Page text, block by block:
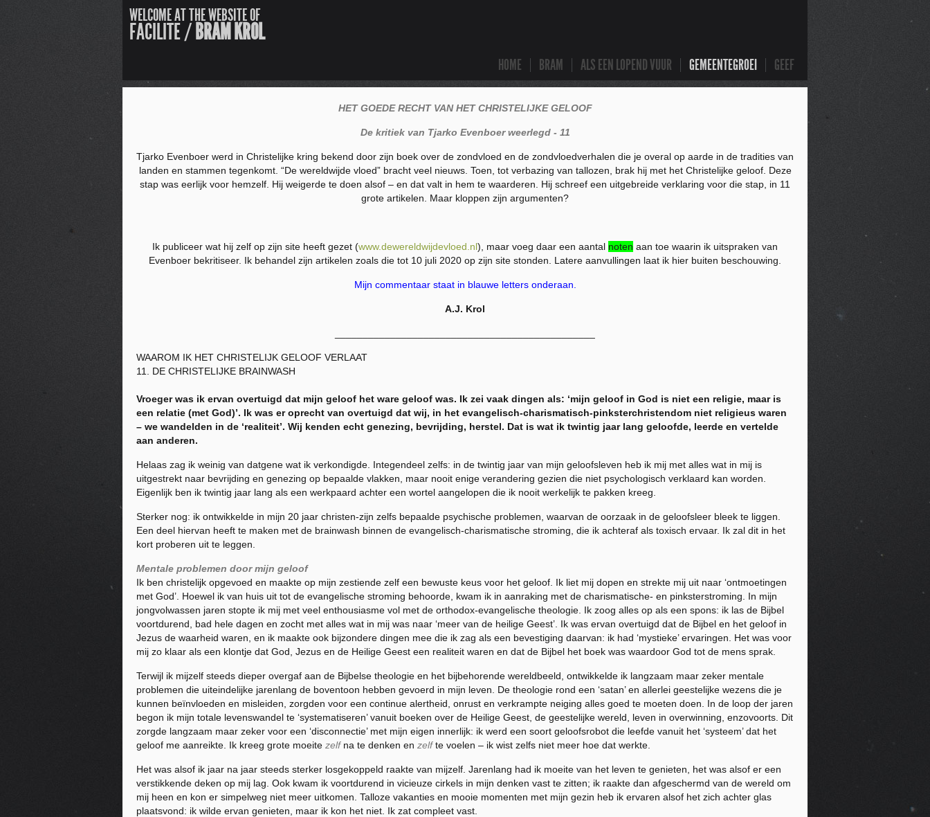
WELCOME AT THE WEBSITE OF
FACILITE / BRAM KROL
HOME BRAM ALS EEN LOPEND VUUR GEMEENTEGROEI GEEF
HET GOEDE RECHT VAN HET CHRISTELIJKE GELOOF
De kritiek van Tjarko Evenboer weerlegd - 11
Tjarko Evenboer werd in Christelijke kring bekend door zijn boek over de zondvloed en de zondvloedverhalen die je overal op aarde in de tradities van
landen en stammen tegenkomt. “De wereldwijde vloed” bracht veel nieuws. Toen, tot verbazing van tallozen, brak hij met het Christelijke geloof. Deze
stap was eerlijk voor hemzelf. Hij weigerde te doen alsof – en dat valt in hem te waarderen. Hij schreef een uitgebreide verklaring voor die stap, in 11
grote artikelen. Maar kloppen zijn argumenten?
Ik publiceer wat hij zelf op zijn site heeft gezet (www.dewereldwijdevloed.nl), maar voeg daar een aantal noten aan toe waarin ik uitspraken van
Evenboer bekritiseer. Ik behandel zijn artikelen zoals die tot 10 juli 2020 op zijn site stonden. Latere aanvullingen laat ik hier buiten beschouwing.
Mijn commentaar staat in blauwe letters onderaan.
A.J. Krol
WAAROM IK HET CHRISTELIJK GELOOF VERLAAT
11. DE CHRISTELIJKE BRAINWASH
Vroeger was ik ervan overtuigd dat mijn geloof het ware geloof was. Ik zei vaak dingen als: ‘mijn geloof in God is niet een religie, maar is
een relatie (met God)’. Ik was er oprecht van overtuigd dat wij, in het evangelisch-charismatisch-pinksterchristendom niet religieus waren
– we wandelden in de ‘realiteit’. Wij kenden echt genezing, bevrijding, herstel. Dat is wat ik twintig jaar lang geloofde, leerde en vertelde
aan anderen.
Helaas zag ik weinig van datgene wat ik verkondigde. Integendeel zelfs: in de twintig jaar van mijn geloofsleven heb ik mij met alles wat in mij is
uitgestrekt naar bevrijding en genezing op bepaalde vlakken, maar nooit enige verandering gezien die niet psychologisch verklaard kan worden.
Eigenlijk ben ik twintig jaar lang als een werkpaard achter een wortel aangelopen die ik nooit werkelijk te pakken kreeg.
Sterker nog: ik ontwikkelde in mijn 20 jaar christen-zijn zelfs bepaalde psychische problemen, waarvan de oorzaak in de geloofsleer bleek te liggen.
Een deel hiervan heeft te maken met de brainwash binnen de evangelisch-charismatische stroming, die ik achteraf als toxisch ervaar. Ik zal dit in het
kort proberen uit te leggen.
Mentale problemen door mijn geloof
Ik ben christelijk opgevoed en maakte op mijn zestiende zelf een bewuste keus voor het geloof. Ik liet mij dopen en strekte mij uit naar ‘ontmoetingen
met God’. Hoewel ik van huis uit tot de evangelische stroming behoorde, kwam ik in aanraking met de charismatische- en pinksterstroming. In mijn
jongvolwassen jaren stopte ik mij met veel enthousiasme vol met de orthodox-evangelische theologie. Ik zoog alles op als een spons: ik las de Bijbel
voortdurend, bad hele dagen en zocht met alles wat in mij was naar ‘meer van de heilige Geest’. Ik was ervan overtuigd dat de Bijbel en het geloof in
Jezus de waarheid waren, en ik maakte ook bijzondere dingen mee die ik zag als een bevestiging daarvan: ik had ‘mystieke’ ervaringen. Het was voor
mij zo klaar als een klontje dat God, Jezus en de Heilige Geest een realiteit waren en dat de Bijbel het boek was waardoor God tot de mens sprak.
Terwijl ik mijzelf steeds dieper overgaf aan de Bijbelse theologie en het bijbehorende wereldbeeld, ontwikkelde ik langzaam maar zeker mentale
problemen die uiteindelijke jarenlang de boventoon hebben gevoerd in mijn leven. De theologie rond een ‘satan’ en allerlei geestelijke wezens die je
kunnen beïnvloeden en misleiden, zorgden voor een continue alertheid, onrust en verkrampte neiging alles goed te moeten doen. In de loop der jaren
begon ik mijn totale levenswandel te ‘systematiseren’ vanuit boeken over de Heilige Geest, de geestelijke wereld, leven in overwinning, enzovoorts. Dit
zorgde langzaam maar zeker voor een ‘disconnectie’ met mijn eigen innerlijk: ik werd een soort geloofsrobot die leefde vanuit het ‘systeem’ dat het
geloof me aanreikte. Ik kreeg grote moeite zelfna te denken en zelfte voelen – ik wist zelfs niet meer hoe dat werkte.
Het was alsof ik jaar na jaar steeds sterker losgekoppeld raakte van mijzelf. Jarenlang had ik moeite van het leven te genieten, het was alsof er een
verstikkende deken op mij lag. Ook kwam ik voortdurend in vicieuze cirkels in mijn denken vast te zitten; ik raakte dan afgeschermd van de wereld om
mij heen en kon er simpelweg niet meer uitkomen. Talloze vakanties en mooie momenten met mijn gezin heb ik ervaren alsof het zich achter glas
plaatsvond: ik wilde ervan genieten, maar ik kon het niet. Ik zat compleet vast.